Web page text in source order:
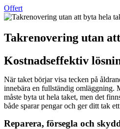
Offert
Takrenovering utan
Kostnadseffektiv
När taket börjar visa tecken på
innebära en fullständig omläggning.
måste byta ut hela taket, men det
både sparar pengar och ger ditt tak
Reparera, försegla och